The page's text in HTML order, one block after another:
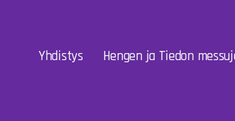
Yhdistys Hengen ja Tiedon